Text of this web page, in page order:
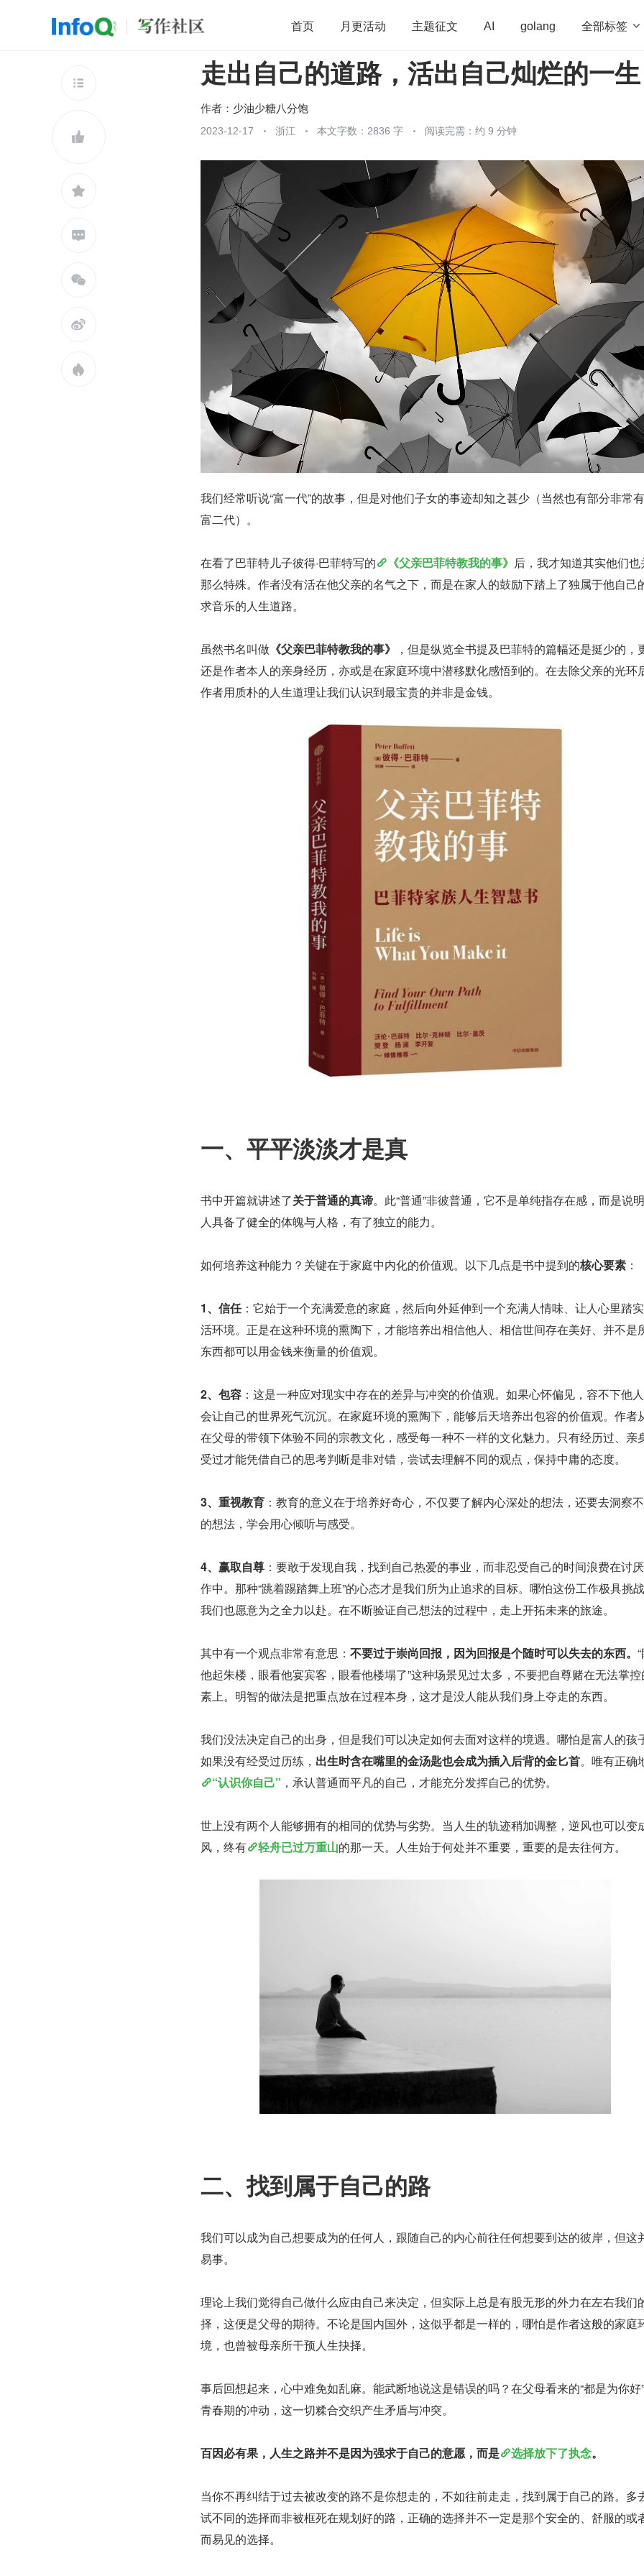
首页 月更活动 主题征文 AI golang 全部标签 
开源 架构 OpenHarmony 算法 学习方法 Web3.0 高
团队管理
查看更多







走出自己的道路，活出自己灿烂的一生
作者： 少油少糖八分饱
2023-12-17 浙江 本文字数：2836 字 阅读完需：约 9 分钟
我们经常听说“富一代”的故事，但是对他们子女的事迹却知之甚少（当然也有部分非常
富二代）。
在看了巴菲特儿子彼得·巴菲特写的 《父亲巴菲特教我的事》 后，我才知道其实他们也
那么特殊。作者没有活在他父亲的名气之下，而是在家人的鼓励下踏上了独属于他自己
求音乐的人生道路。
虽然书名叫做 《父亲巴菲特教我的事》
，但是纵览全书提及巴菲特的篇幅还是挺少的，
还是作者本人的亲身经历，亦或是在家庭环境中潜移默化感悟到的。在去除父亲的光环
作者用质朴的人生道理让我们认识到最宝贵的并非是金钱。
一、平平淡淡才是真
书中开篇就讲述了关于普通的真谛。此“普通”非彼普通，它不是单纯指存在感，而是说
人具备了健全的体魄与人格，有了独立的能力。
如何培养这种能力？关键在于家庭中内化的价值观。以下几点是书中提到的核心要素 ：
1、信任：它始于一个充满爱意的家庭，然后向外延伸到一个充满人情味、让人心里踏
活环境。正是在这种环境的熏陶下，才能培养出相信他人、相信世间存在美好、并不是
东西都可以用金钱来衡量的价值观。
2、包容 ：这是一种应对现实中存在的差异与冲突的价值观。如果心怀偏见，容不下他
会让自己的世界死气沉沉。在家庭环境的熏陶下，能够后天培养出包容的价值观。作者
在父母的带领下体验不同的宗教文化，感受每一种不一样的文化魅力。只有经历过、亲
受过才能凭借自己的思考判断是非对错，尝试去理解不同的观点，保持中庸的态度。
3、重视教育 ：教育的意义在于培养好奇心，不仅要了解内心深处的想法，还要去洞察
的想法，学会用心倾听与感受。
4、赢取自尊 ：要敢于发现自我，找到自己热爱的事业，而非忍受自己的时间浪费在讨
作中。那种“跳着踢踏舞上班”的心态才是我们所为止追求的目标。哪怕这份工作极具挑
我们也愿意为之全力以赴。在不断验证自己想法的过程中，走上开拓未来的旅途。
其中有一个观点非常有意思： 不要过于崇尚回报，因为回报是个随时可以失去的东西。
他起朱楼，眼看他宴宾客，眼看他楼塌了”这种场景见过太多，不要把自尊赌在无法掌
素上。明智的做法是把重点放在过程本身，这才是没人能从我们身上夺走的东西。
我们没法决定自己的出身，但是我们可以决定如何去面对这样的境遇。哪怕是富人的孩
如果没有经受过历练， 出生时含在嘴里的金汤匙也会成为插入后背的金匕首。唯有正确
“认识你自己” ，承认普通而平凡的自己，才能充分发挥自己的优势。
世上没有两个人能够拥有的相同的优势与劣势。当人生的轨迹稍加调整，逆风也可以变
风，终有
轻舟已过万重山的那一天。人生始于何处并不重要，重要的是去往何方。
二、找到属于自己的路
我们可以成为自己想要成为的任何人，跟随自己的内心前往任何想要到达的彼岸，但这
易事。
理论上我们觉得自己做什么应由自己来决定，但实际上总是有股无形的外力在左右我们
择，这便是父母的期待。不论是国内国外，这似乎都是一样的，哪怕是作者这般的家庭
境，也曾被母亲所干预人生抉择。
事后回想起来，心中难免如乱麻。能武断地说这是错误的吗？在父母看来的“都是为你好
青春期的冲动，这一切糅合交织产生矛盾与冲突。
百因必有果，人生之路并不是因为强求于自己的意愿，而是 选择放下了执念。
当你不再纠结于过去被改变的路不是你想走的，不如往前走走，找到属于自己的路。多
试不同的选择而非被框死在规划好的路，正确的选择并不一定是那个安全的、舒服的或
而易见的选择。